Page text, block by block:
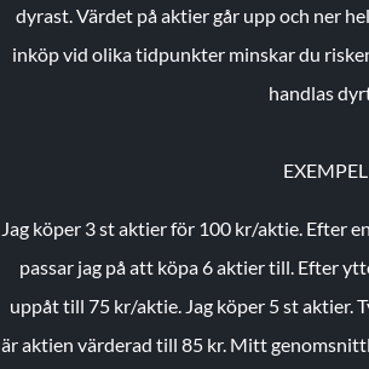
dyrast. Värdet på aktier går upp och ner
inköp vid olika tidpunkter minskar du
handlas
EXEMPEL
Jag köper 3 st aktier för 100 kr/aktie. Efter
passar jag på att köpa 6 aktier till. Efter
uppåt till 75 kr/aktie. Jag köper 5 st aktier.
är aktien värderad till 85 kr. Mitt